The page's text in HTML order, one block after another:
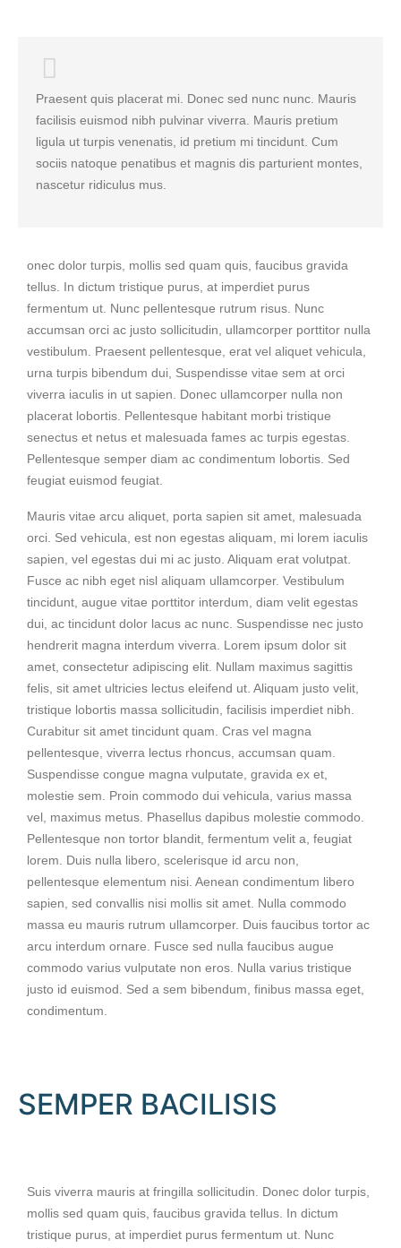
Praesent quis placerat mi. Donec sed nunc nunc. Mauris
facilisis euismod nibh pulvinar viverra. Mauris pretium
ligula ut turpis venenatis, id pretium mi tincidunt. Cum
sociis natoque penatibus et magnis dis parturient montes,
nascetur ridiculus mus.
onec dolor turpis, mollis sed quam quis, faucibus gravida
tellus. In dictum tristique purus, at imperdiet purus
fermentum ut. Nunc pellentesque rutrum risus. Nunc
accumsan orci ac justo sollicitudin, ullamcorper porttitor nulla
vestibulum. Praesent pellentesque, erat vel aliquet vehicula,
urna turpis bibendum dui, Suspendisse vitae sem at orci
viverra iaculis in ut sapien. Donec ullamcorper nulla non
placerat lobortis. Pellentesque habitant morbi tristique
senectus et netus et malesuada fames ac turpis egestas.
Pellentesque semper diam ac condimentum lobortis. Sed
feugiat euismod feugiat.
Mauris vitae arcu aliquet, porta sapien sit amet, malesuada
orci. Sed vehicula, est non egestas aliquam, mi lorem iaculis
sapien, vel egestas dui mi ac justo. Aliquam erat volutpat.
Fusce ac nibh eget nisl aliquam ullamcorper. Vestibulum
tincidunt, augue vitae porttitor interdum, diam velit egestas
dui, ac tincidunt dolor lacus ac nunc. Suspendisse nec justo
hendrerit magna interdum viverra. Lorem ipsum dolor sit
amet, consectetur adipiscing elit. Nullam maximus sagittis
felis, sit amet ultricies lectus eleifend ut. Aliquam justo velit,
tristique lobortis massa sollicitudin, facilisis imperdiet nibh.
Curabitur sit amet tincidunt quam. Cras vel magna
pellentesque, viverra lectus rhoncus, accumsan quam.
Suspendisse congue magna vulputate, gravida ex et,
molestie sem. Proin commodo dui vehicula, varius massa
vel, maximus metus. Phasellus dapibus molestie commodo.
Pellentesque non tortor blandit, fermentum velit a, feugiat
lorem. Duis nulla libero, scelerisque id arcu non,
pellentesque elementum nisi. Aenean condimentum libero
sapien, sed convallis nisi mollis sit amet. Nulla commodo
massa eu mauris rutrum ullamcorper. Duis faucibus tortor ac
arcu interdum ornare. Fusce sed nulla faucibus augue
commodo varius vulputate non eros. Nulla varius tristique
justo id euismod. Sed a sem bibendum, finibus massa eget,
condimentum.
SEMPER BACILISIS
Suis viverra mauris at fringilla sollicitudin. Donec dolor turpis,
mollis sed quam quis, faucibus gravida tellus. In dictum
tristique purus, at imperdiet purus fermentum ut. Nunc